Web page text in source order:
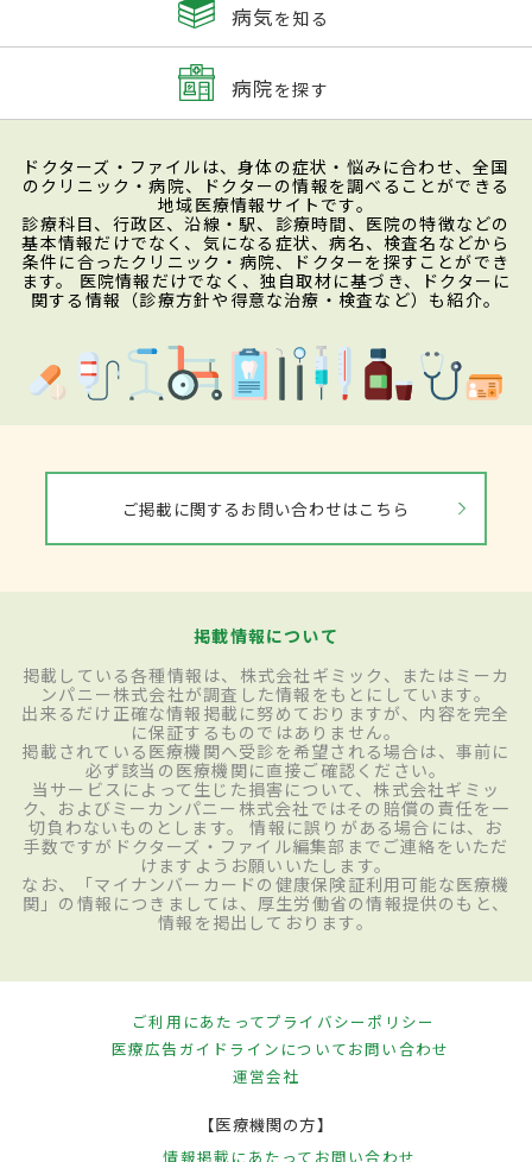
病気を知る
病院を探す
ドクターズ・ファイルは、身体の症状・悩みに合わせ、全国
のクリニック・病院、ドクターの情報を調べることができる
地域医療情報サイトです。
診療科目、行政区、沿線・駅、診療時間、医院の特徴などの
基本情報だけでなく、気になる症状、病名、検査名などから
条件に合ったクリニック・病院、ドクターを探すことができ
ます。 医院情報だけでなく、独自取材に基づき、ドクターに
関する情報（診療方針や得意な治療・検査など）も紹介。
ご掲載に関するお問い合わせはこちら
掲載情報について
掲載している各種情報は、株式会社ギミック、またはミーカ
ンパニー株式会社が調査した情報をもとにしています。
出来るだけ正確な情報掲載に努めておりますが、内容を完全
に保証するものではありません。
掲載されている医療機関へ受診を希望される場合は、事前に
必ず該当の医療機関に直接ご確認ください。
当サービスによって生じた損害について、株式会社ギミッ
ク、およびミーカンパニー株式会社ではその賠償の責任を一
切負わないものとします。 情報に誤りがある場合には、お
手数ですがドクターズ・ファイル編集部までご連絡をいただ
けますようお願いいたします。
なお、「マイナンバーカードの健康保険証利用可能な医療機
関」の情報につきましては、厚生労働省の情報提供のもと、
情報を掲出しております。
ご利用にあたってプライバシーポリシー
医療広告ガイドラインについてお問い合わせ
運営会社
【医療機関の方】
情報掲載にあたって お問い合わせ